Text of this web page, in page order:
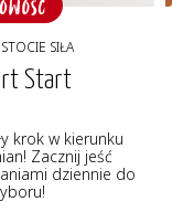
SIŁA
Start
krok w kierunku
Zacznij jeść
dziennie do